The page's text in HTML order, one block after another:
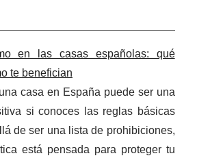
en las casas españolas: qué
te benefician
casa en España puede ser una
si conoces las reglas básicas
de ser una lista de prohibiciones,
está pensada para proteger tu